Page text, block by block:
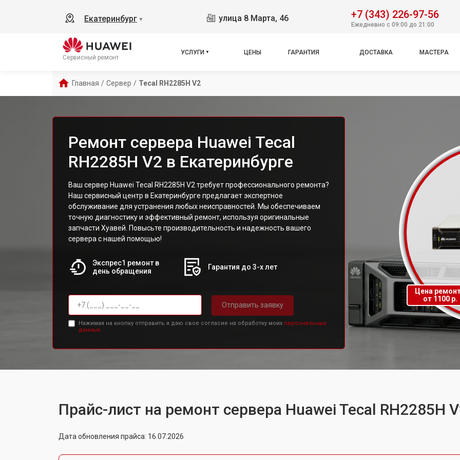
Екатеринбург ▼ улица 8 Марта, 46 +7 (343) 226-97-56
Ежедневно с 09:00 до 21:00
Сервисный ремонт
УСЛУГИ ЦЕНЫ ГАРАНТИЯ ДОСТАВКА МАСТЕРА
Главная / Сервер / Tecal RH2285H V2
Ремонт сервера Huawei Tecal
RH2285H V2 в Екатеринбурге
Ваш сервер Huawei Tecal RH2285H V2 требует профессионального ремонта?
Наш сервисный центр в Екатеринбурге предлагает экспертное
обслуживание для устранения любых неисправностей. Мы обеспечиваем
точную диагностику и эффективный ремонт, используя оригинальные
запчасти Хуавей. Повысьте производительность и надежность вашего
сервера с нашей помощью!
Экспрес1 ремонт в
день обращения
Гарантия до 3-х лет
Отправить заявку
Нажимая на кнопку отправить я даю свое согласие на обработку моих персональных
данных.
Цена
от 1100 р.
Прайс-лист на ремонт сервера Huawei Tecal RH2285H
Дата обновления прайса: 16.07.2026